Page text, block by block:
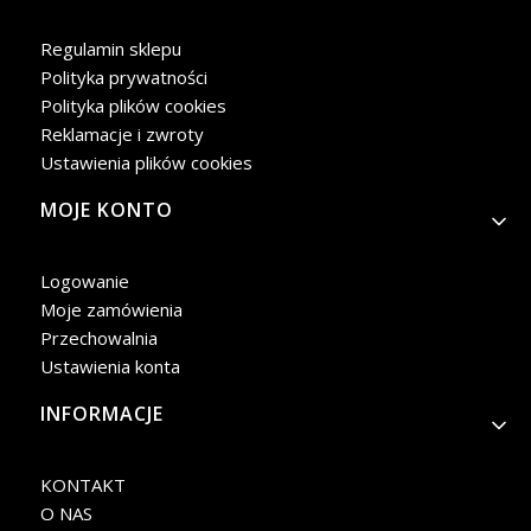
Regulamin sklepu
Polityka prywatności
Polityka plików cookies
Reklamacje i zwroty
Ustawienia plików cookies
MOJE KONTO
Logowanie
Moje zamówienia
Przechowalnia
Ustawienia konta
INFORMACJE
KONTAKT
O NAS